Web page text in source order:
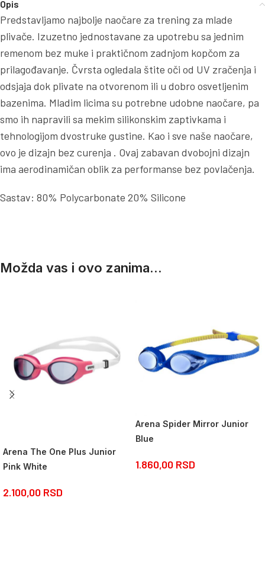
Opis
Predstavljamo najbolje naočare za trening za mlade
plivače. Izuzetno jednostavane za upotrebu sa jednim
remenom bez muke i praktičnom zadnjom kopčom za
prilagođavanje. Čvrsta ogledala štite oči od UV zračenja i
odsjaja dok plivate na otvorenom ili u dobro osvetljenim
bazenima. Mladim licima su potrebne udobne naočare, pa
smo ih napravili sa mekim silikonskim zaptivkama i
tehnologijom dvostruke gustine. Kao i sve naše naočare,
ovo je dizajn bez curenja . Ovaj zabavan dvobojni dizajn
ima aerodinamičan oblik za performanse bez povlačenja.
Sastav: 80% Polycarbonate 20% Silicone
Možda vas i ovo zanima...
Arena The One Plus Junior
Pink White
2.100,00 RSD
Arena Spider Mirror Junior
Blue
1.860,00 RSD